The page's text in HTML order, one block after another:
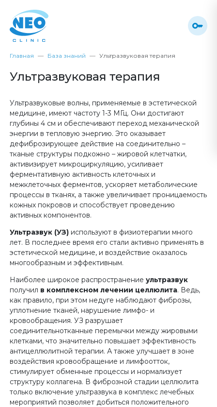
Главная База знаний Ультразвуковая терапия
Ультразвуковая терапия
Ультразвуковые волны, применяемые в эстетической
медицине, имеют частоту 1-3 МГц. Они достигают
глубины 4 см и обеспечивают переход механической
энергии в тепловую энергию. Это оказывает
дефиброзирующее действие на соединительно –
тканые структуры подкожно – жировой клетчатки,
активизирует микроциркуляцию, усиливает
ферментативную активность клеточных и
межклеточных ферментов, ускоряет метаболические
процессы в тканях, а также увеличивает проницаемость
кожных покровов и способствует проведению
активных компонентов.
Ультразвук (УЗ) используют в физиотерапии много
лет. В последнее время его стали активно применять в
эстетической медицине, и воздействие оказалось
многообразным и эффективным.
Наиболее широкое распространение ультразвук
получил в комплексном лечении целлюлита. Ведь,
как правило, при этом недуге наблюдают фиброзы,
уплотнение тканей, нарушение лимфо- и
кровообращения. УЗ разрушает
соединительнотканные перемычки между жировыми
клетками, что значительно повышает эффективность
антицеллюлитной терапии. А также улучшает в зоне
воздействия кровообращение и лимфоотток,
стимулирует обменные процессы и нормализует
структуру коллагена. В фиброзной стадии целлюлита
только включение ультразвука в комплекс лечебных
мероприятий позволяет добиться положительного